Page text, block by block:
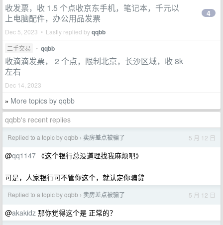
收发票，收 1.5 个点收京东手机，笔记本，千元以
上电脑配件，办公用品发票
Dec 5, 2023 • Lastly replied byqqbb
4
二手交易 • qqbb
收滴滴发票， 2 个点，限制北京，长沙区域，收 8k
左右
Dec 14, 2023
» More topics by qqbb
qqbb's recent replies
Replied to a topic by qqbb › 卖房差点被骗了 5 月 12 日
@qq1147 《这个银行总没道理找我麻烦吧》
可是，人家银行可不管你这个，就认定你骗贷
Replied to a topic by qqbb › 卖房差点被骗了 5 月 12 日
@akakidz 那你觉得这个是 正常的？